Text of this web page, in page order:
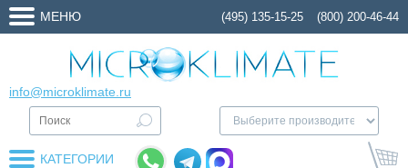
МЕНЮ (495) 135-15-25 (800) 200-46-44
info@microklimate.ru
КАТЕГОРИИ